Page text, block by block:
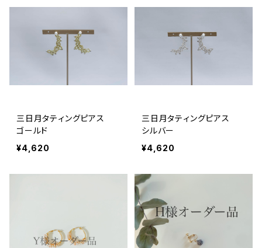
三日月タティングピアス
ゴールド
¥4,620
三日月タティングピアス
シルバー
¥4,620